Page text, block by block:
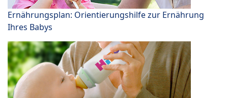
Ernährungsplan: Orientierungshilfe zur Ernährung
Ihres Babys